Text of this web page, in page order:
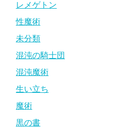
レメゲトン
性魔術
未分類
混沌の騎士団
混沌魔術
生い立ち
魔術
黒の書